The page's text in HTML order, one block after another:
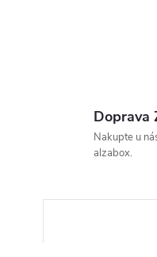
Doprava
Nakupte u
alzabox.